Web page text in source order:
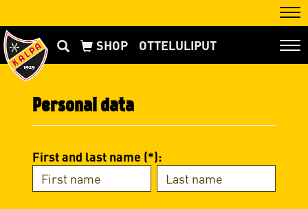
OTTELULIPUT
Personal data
First and last name (*):